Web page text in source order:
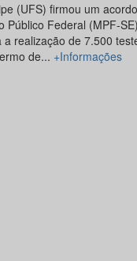
(UFS) firmou um
Público Federal (MPF-
realização de 7.500
de... +Informações